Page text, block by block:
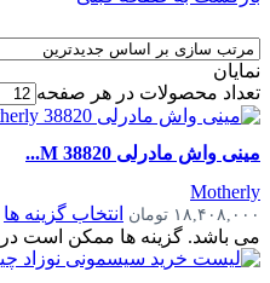
نمایان
تعداد محصولات در هر صفحه
مینی واش مادرلی 38820 M...
Motherly
۱۸,۴۰۸,۰۰۰ تومان انتخاب گزینه ها
می باشد. گزینه ها ممکن است